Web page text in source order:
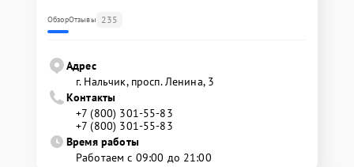
ОбзорОтзывы 235
Адрес
г. Нальчик, просп. Ленина, 3
Контакты
+7 (800) 301-55-83
+7 (800) 301-55-83
Время работы
Работаем с 09:00 до 21:00